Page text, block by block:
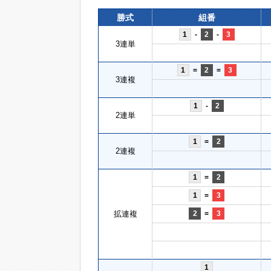
勝式 組番
3連単
1 - 2 - 3
3連複
1 = 2 = 3
2連単
1 - 2
2連複
1 = 2
拡連複
1 = 2
1 = 3
2 = 3
1